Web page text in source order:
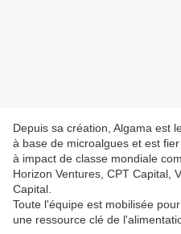
Depuis sa création, Algama est
à base de microalgues et est
à impact de classe mondiale
Horizon Ventures, CPT Capital,
Capital.
Toute l'équipe est mobilisée
une ressource clé de